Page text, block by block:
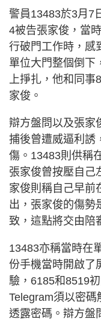
警員13483於3月7
4被告張家俊，當
行破門工作時，感
單位大門整個倒下
上掙扎，他和同事
家俊。
辯方盤問以及張家
捕後曾遭威逼利誘
傷。13483則供稱
張家俊曾按壓自己
家俊則稱自己早前
出，張家俊的傷勢
致，這點將交由陪
13483亦稱當時在
份手機當時開啟了
驗，6185和8519
Telegram須以密
透露密碼。辯方盤